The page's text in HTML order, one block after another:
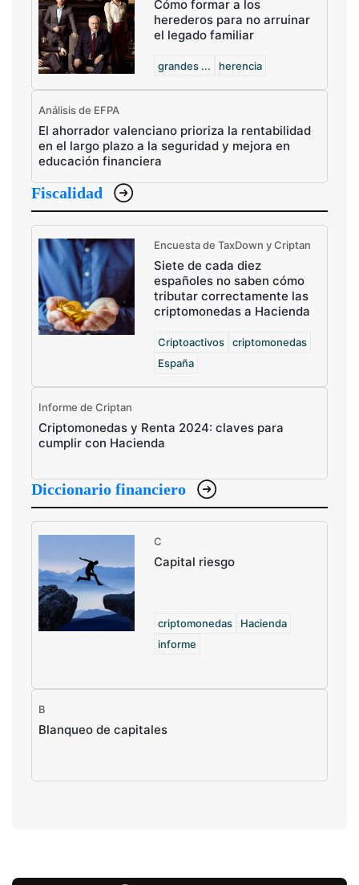
Cómo formar a los
herederos para no arruinar
el legado familiar
grandes ... herencia
Análisis de EFPA
El ahorrador valenciano prioriza la rentabilidad
en el largo plazo a la seguridad y mejora en
educación financiera
Fiscalidad
Encuesta de TaxDown y Criptan
Siete de cada diez
españoles no saben cómo
tributar correctamente las
criptomonedas a Hacienda
Criptoactivos
criptomonedas
España
Informe de Criptan
Criptomonedas y Renta 2024: claves para
cumplir con Hacienda
Diccionario financiero
C
Capital riesgo
criptomonedas
Hacienda
informe
B
Blanqueo de capitales